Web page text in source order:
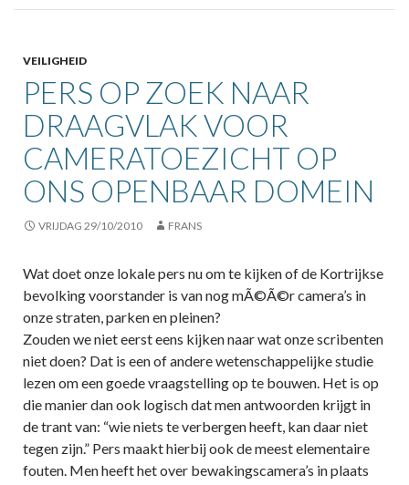
VEILIGHEID
PERS OP ZOEK NAAR
DRAAGVLAK VOOR
CAMERATOEZICHT OP
ONS OPENBAAR DOMEIN
VRIJDAG 29/10/2010 FRANS
Wat doet onze lokale pers nu om te kijken of de Kortrijkse
bevolking voorstander is van nog mÃ©Ã©r camera’s in
onze straten, parken en pleinen?
Zouden we niet eerst eens kijken naar wat onze scribenten
niet doen? Dat is een of andere wetenschappelijke studie
lezen om een goede vraagstelling op te bouwen. Het is op
die manier dan ook logisch dat men antwoorden krijgt in
de trant van: “wie niets te verbergen heeft, kan daar niet
tegen zijn.” Pers maakt hierbij ook de meest elementaire
fouten. Men heeft het over bewakingscamera’s in plaats